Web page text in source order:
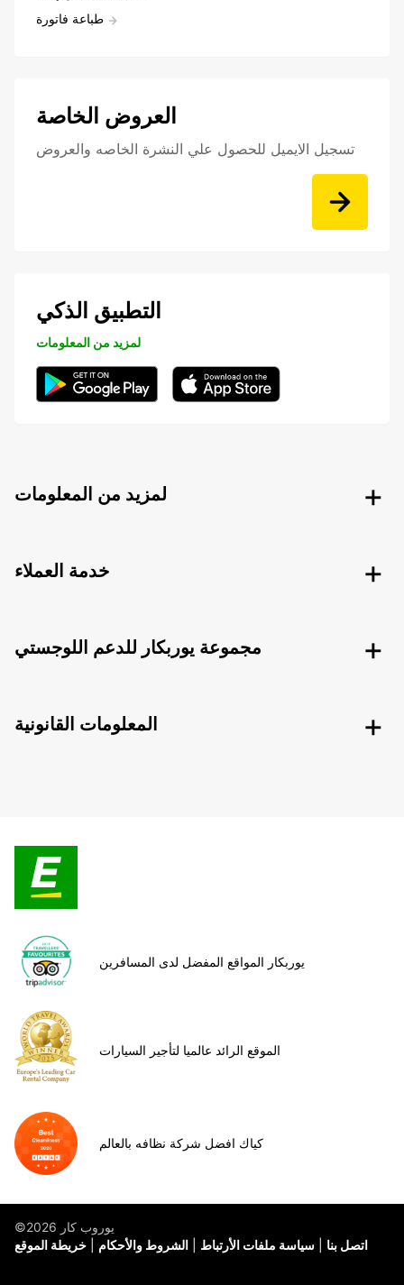
طباعة فاتورة
العروض الخاصة
تسجيل الايميل للحصول علي النشرة الخاصه والعروض
التطبيق الذكي
لمزيد من المعلومات
لمزيد من المعلومات
خدمة العملاء
مجموعة يوربكار للدعم اللوجستي
المعلومات القانونية
يوربكار المواقع المفضل لدى المسافرين
الموقع الرائد عالميا لتأجير السيارات
كياك افضل شركة نظافه بالعالم
©يوروب كار 2026
خريطة الموقع
الشروط والأحكام سياسة ملفات الأرتباط اتصل بنا